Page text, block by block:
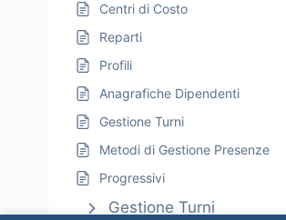
Centri di Costo
Reparti
Profili
Anagrafiche Dipendenti
Gestione Turni
Metodi di Gestione Presenze
Progressivi
Gestione Turni